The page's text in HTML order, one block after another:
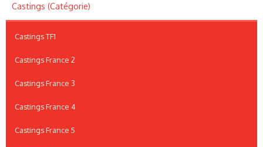
Castings (Catégorie)
Castings TF1
Castings France 2
Castings France 3
Castings France 4
Castings France 5